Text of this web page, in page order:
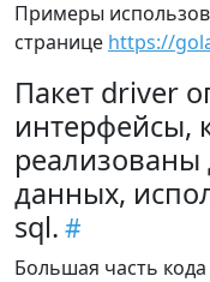
Примеры
странице https://
Пакет driver
интерфейсы,
данных,
sql.
Большая часть